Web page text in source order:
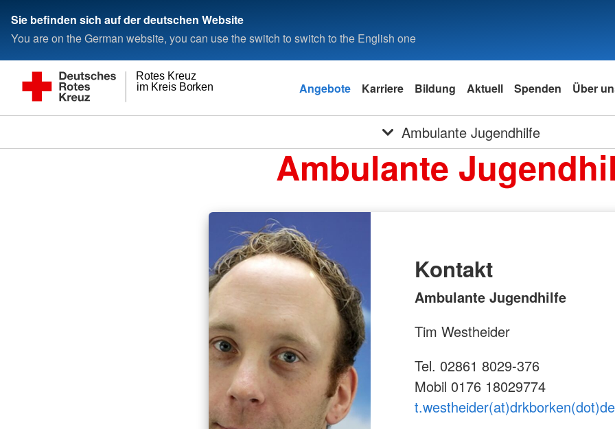
Sie befinden sich auf der deutschen Website
You are on the German website, you can use the switch to switch to the English one
im Kreis Borken
Rotes Kreuz
Angebote Karriere Bildung Aktuell Spenden Über
Ambulante Jugendhilfe
Ambulante
Kontakt
Ambulante Jugendhilfe
Tim Westheider
Tel. 02861 8029-376
Mobil 0176 18029774
t.westheider(at)drkborken(dot)de